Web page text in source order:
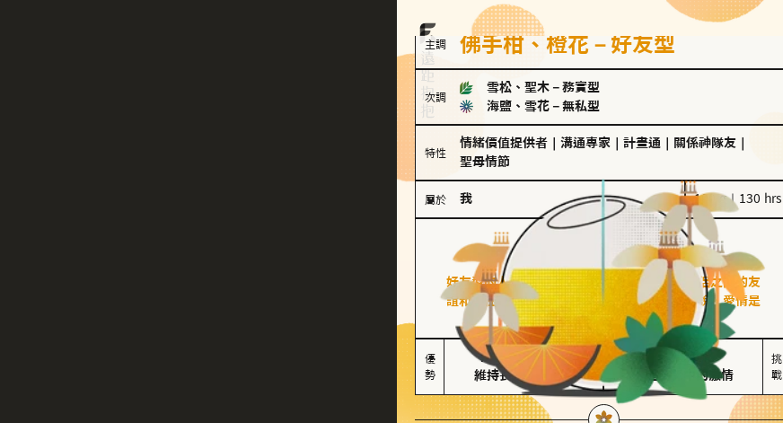
主調 佛手柑、橙花－好友型
次調
雪松、聖木 － 務實型
海鹽、雪花 － 無私型
特性
情緒價值提供者 溝通專家 計畫通 關係神隊友
聖母情節
屬於 我 100 g｜130 hrs
好友型的人喜歡分享生活中的點滴，重視與伴侶之間的友
誼和信任，穩定感是重要的關鍵詞。對他們來說，愛情是
心靈深處的共鳴和理解。
優
勢
擅長聆聽與溝通
維持長期穩定關係
不喜歡變化
缺乏關係中的激情
挑
戰